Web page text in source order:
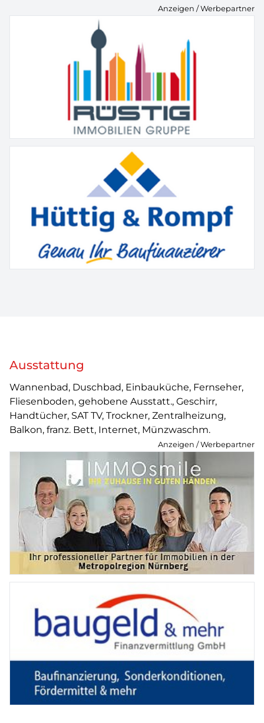
Anzeigen / Werbepartner
Ausstattung
Wannenbad, Duschbad, Einbauküche, Fernseher,
Fliesenboden, gehobene Ausstatt., Geschirr,
Handtücher, SAT TV, Trockner, Zentralheizung,
Balkon, franz. Bett, Internet, Münzwaschm.
Anzeigen / Werbepartner